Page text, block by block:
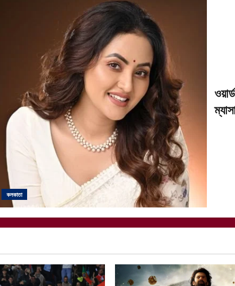
কলকাতা